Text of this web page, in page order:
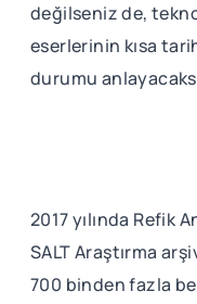
değilseniz de,
eserlerinin kısa
durumu
2017 yılında Refik
SALT Araştırma
700 binden fazla